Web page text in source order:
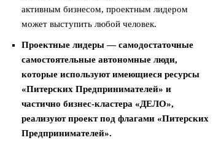
активным бизнесом, проектным лидером
может выступить любой человек.
Проектные лидеры — самодостаточные
самостоятельные автономные люди,
которые используют имеющиеся ресурсы
«Питерских Предпринимателей» и
частично бизнес-кластера «ДЕЛО»,
реализуют проект под флагами «Питерских
Предпринимателей».